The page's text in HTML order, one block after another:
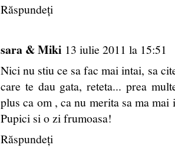
Răspundeți
sara & Miki 13 iulie 2011 la 15:51
Nici nu stiu ce sa fac mai intai, sa
care te dau gata, reteta... prea
plus ca om , ca nu merita sa ma
Pupici si o zi frumoasa!
Răspundeți